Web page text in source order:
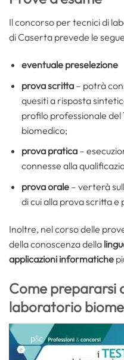
Il concorso per tecnici di
di Caserta prevede le
eventuale preselezione
prova scritta– potrà
quesiti a risposta
profilo professionale
biomedico;
prova pratica–
connesse alla
prova orale– verterà
di cui alla prova scritta e
Inoltre, nel corso delle
della conoscenza della
applicazioni informatiche
Come prepararsi
laboratorio